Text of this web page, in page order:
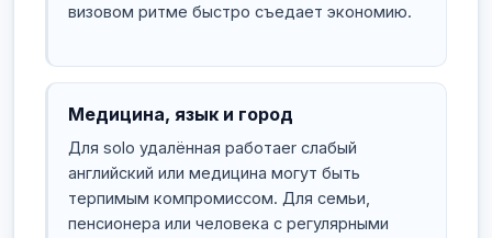
визовом ритме быстро съедает экономию.
Медицина, язык и город
Для solo удалённая работаer слабый
английский или медицина могут быть
терпимым компромиссом. Для семьи,
пенсионера или человека с регулярными